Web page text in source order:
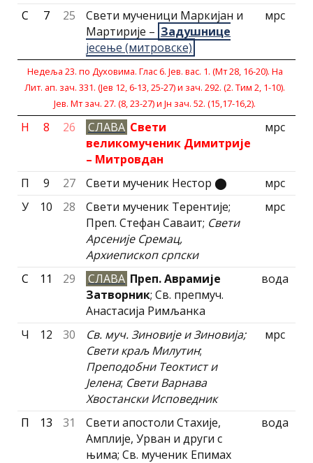
С 7 25
Свети мученици Маркијан и
Мартирије – Задушнице
јесење (митровске)
мрс
Недеља 23. по Духовима. Глас 6. Јев. вас. 1. (Мт 28, 16-20). На
Лит. ап. зач. 331. (Jев 12, 6-13, 25-27) и зач. 292. (2. Тим 2, 1-10).
Јев. Мт зач. 27. (8, 23-27) и Jн зач. 52. (15,17-16,2).
Н 8 26 СЛАВА Свети
великомученик Димитрије
– Митровдан
мрс
П 9 27 Свети мученик Нестор ⬤
мрс
У
10 28
Свети мученик Терентије;
Преп. Стефан Саваит; Свети
Арсеније Сремац,
Архиепископ српски
мрс
С 11 29 СЛАВА Преп. Аврамије
Затворник; Св. препмуч.
Анастасија Римљанка
вода
Ч 12 30
Св. муч. Зиновије и Зиновија;
Свети краљ Милутин;
Преподобни Теоктист и
Јелена; Свети Варнава
Хвостански Исповедник
мрс
П 13 31
Свети апостоли Стахије,
Амплије, Урван и други с
њима; Св. мученик Епимах
вода